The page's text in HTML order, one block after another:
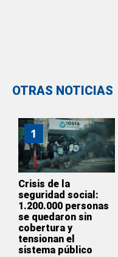
OTRAS NOTICIAS
1
Crisis de la
seguridad social:
1.200.000 personas
se quedaron sin
cobertura y
tensionan el
sistema público